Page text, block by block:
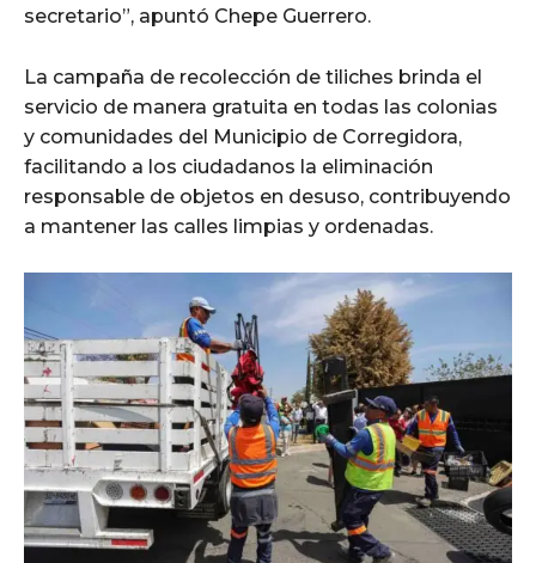
secretario”, apuntó Chepe Guerrero.
La campaña de recolección de tiliches brinda el
servicio de manera gratuita en todas las colonias
y comunidades del Municipio de Corregidora,
facilitando a los ciudadanos la eliminación
responsable de objetos en desuso, contribuyendo
a mantener las calles limpias y ordenadas.